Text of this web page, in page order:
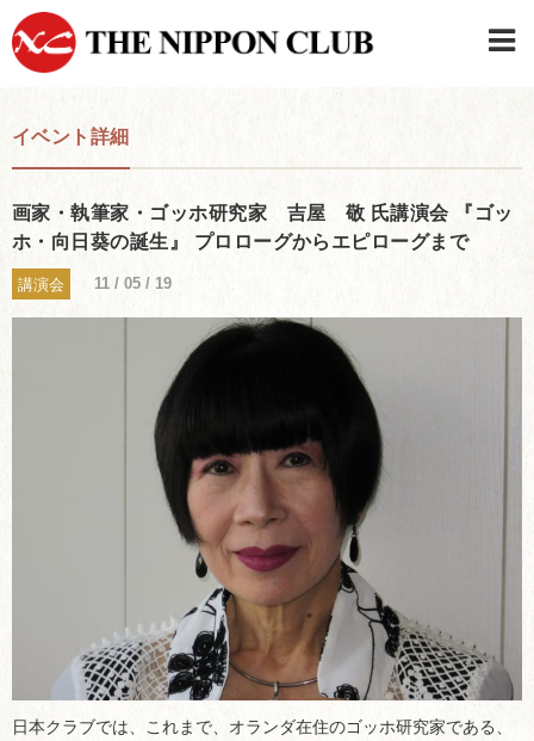
イベント詳細
画家・執筆家・ゴッホ研究家 吉屋 敬 氏講演会 『ゴッ
ホ・向日葵の誕生』 プロローグからエピローグまで
講演会 11 / 05 / 19
日本クラブでは、これまで、オランダ在住のゴッホ研究家である、
日本クラブメンバーログイン
連絡先・駐車場
はじめてご利用の方はこちら
›